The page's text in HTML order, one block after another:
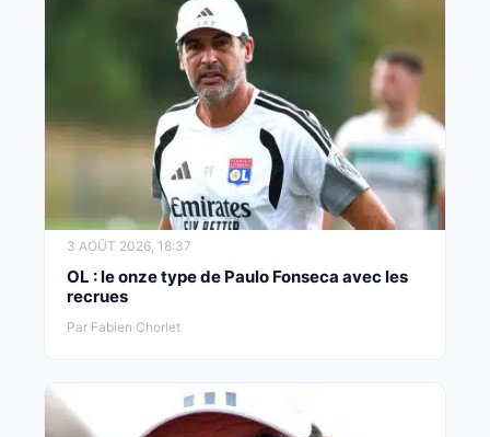
3 AOÛT 2026, 18:37
OL : le onze type de Paulo Fonseca avec les
recrues
Par Fabien Chorlet